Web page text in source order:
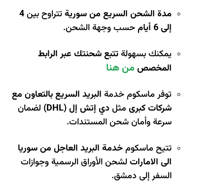
مدة الشحن السريع من سوريةتتراوح بين4
إلى 6 أيام
حسب وجهة الشحن.
يمكنك بسهولةتتبع شحنتك عبر الرابط
المخصص من هنا
توفر ماسكوم خدمة البريد السريع بالتعاون مع
شركات كبرى مثلدي إتش إل (DHL)
لضمان
سرعة وأمان شحن المستندات.
تتيح ماسكومخدمة البريد العاجل من سوريا
الى الامارات لشحن الأوراق الرسمية وجوازات
السفر إلى دمشق.